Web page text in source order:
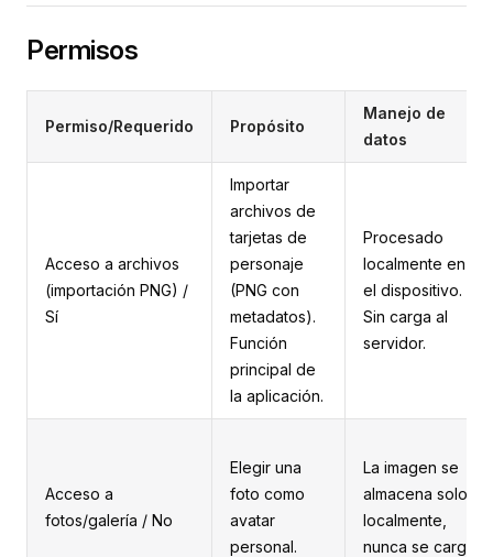
Permisos
Permiso/Requerido Propósito
Manejo de
datos
Acceso a archivos
(importación PNG) /
Sí
Importar
archivos de
tarjetas de
personaje
(PNG con
metadatos).
Función
principal de
la aplicación.
Procesado
localmente en
el dispositivo.
Sin carga al
servidor.
Acceso a
fotos/galería / No
Elegir una
foto como
avatar
personal.
La imagen se
almacena solo
localmente,
nunca se carga.